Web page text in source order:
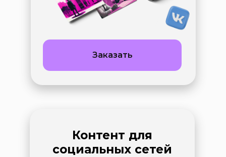
Контент для
социальных сетей
Заказать